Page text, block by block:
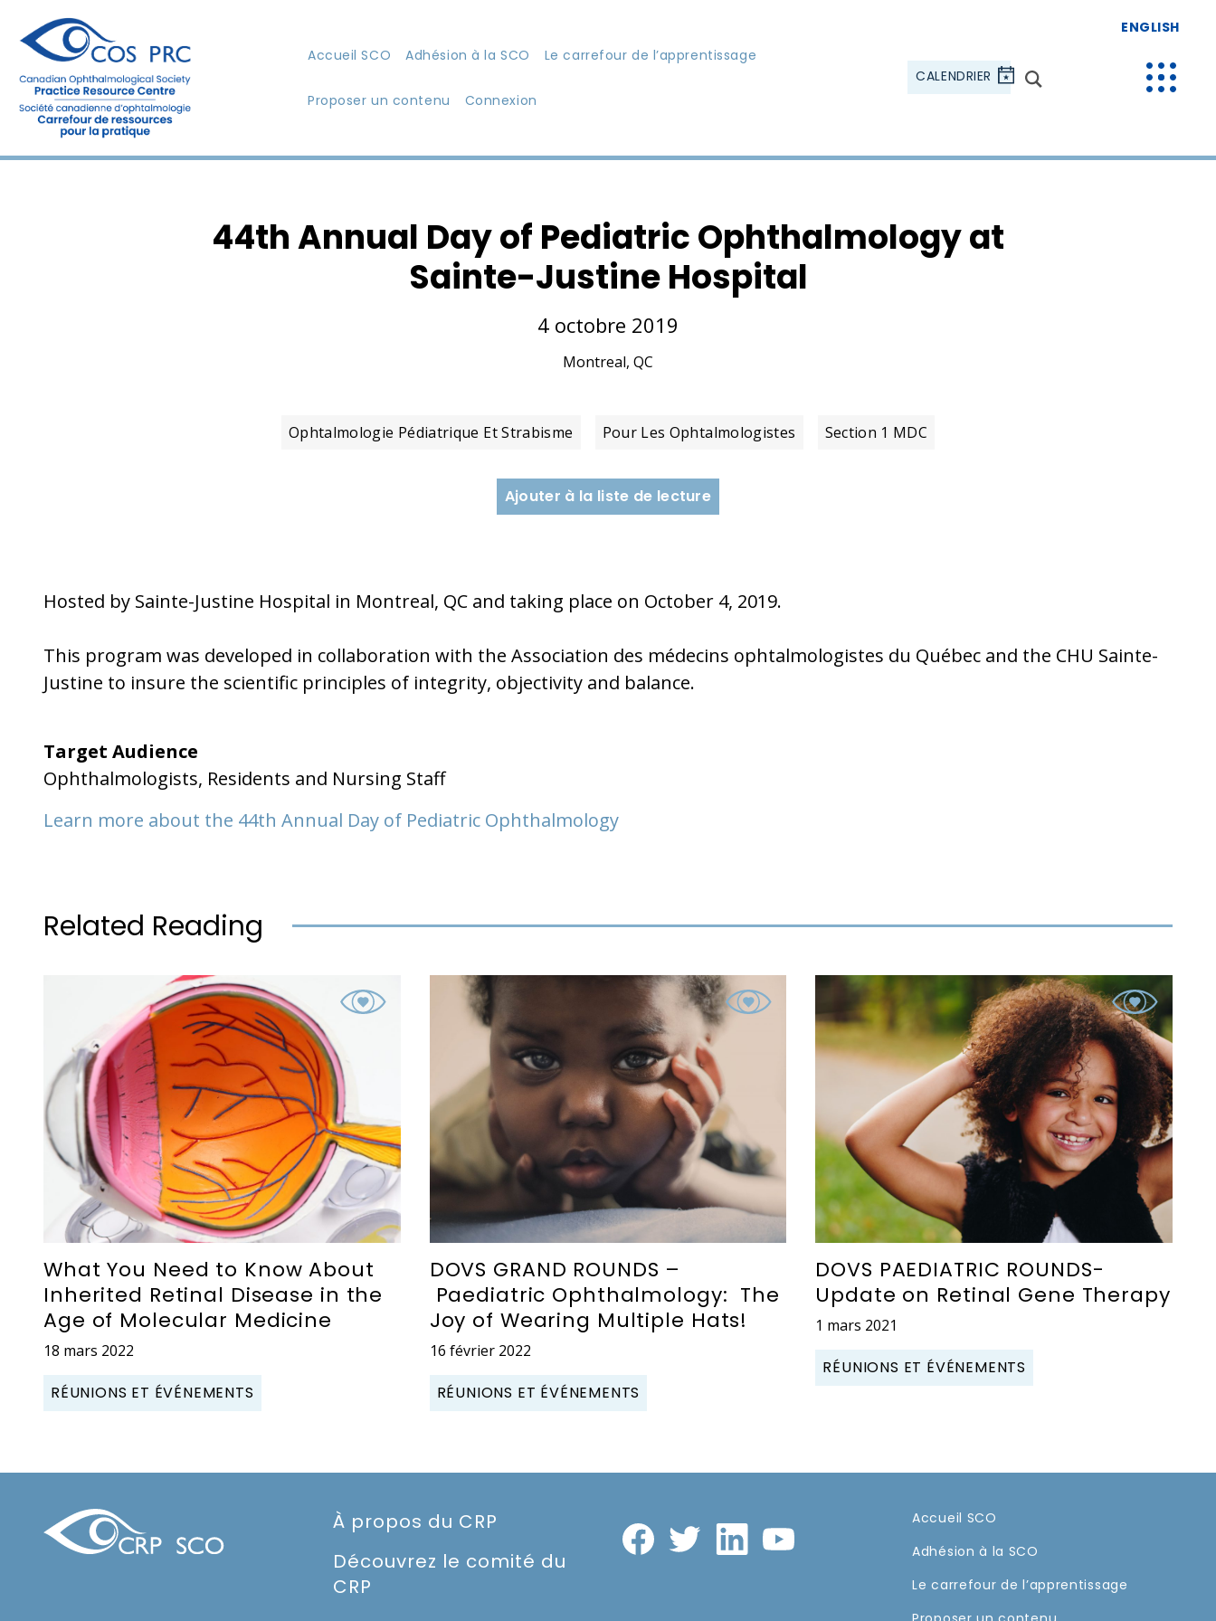
Accueil SCO Adhésion à la SCO Le carrefour de l’apprentissage
Proposer un contenu Connexion
CALENDRIER
ENGLISH
44th Annual Day of Pediatric Ophthalmology at
Sainte-Justine Hospital
4 octobre 2019
Montreal, QC
Ophtalmologie Pédiatrique Et Strabisme Pour Les Ophtalmologistes Section 1 MDC
Ajouter à la liste de lecture
Hosted by Sainte-Justine Hospital in Montreal, QC and taking place on October 4, 2019.
This program was developed in collaboration with the Association des médecins ophtalmologistes du Québec and the CHU Sainte-
Justine to insure the scientific principles of integrity, objectivity and balance.
Target Audience
Ophthalmologists, Residents and Nursing Staff
Learn more about the 44th Annual Day of Pediatric Ophthalmology
Related Reading
What You Need to Know About
Inherited Retinal Disease in the
Age of Molecular Medicine
18 mars 2022
RÉUNIONS ET ÉVÉNEMENTS
DOVS GRAND ROUNDS –
Paediatric Ophthalmology: The
Joy of Wearing Multiple Hats!
16 février 2022
RÉUNIONS ET ÉVÉNEMENTS
DOVS PAEDIATRIC ROUNDS-
Update on Retinal Gene Therapy
1 mars 2021
RÉUNIONS ET ÉVÉNEMENTS
À propos du CRP
Découvrez le comité du
CRP
Accueil SCO
Adhésion à la SCO
Le carrefour de l’apprentissage